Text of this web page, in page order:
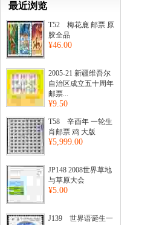
最近浏览
T52 梅花鹿 邮票 原
胶全品
¥46.00
2005-21 新疆维吾尔
自治区成立五十周年
邮票...
¥9.50
T58 辛酉年 一轮生
肖邮票 鸡 大版
¥5,999.00
JP148 2008世界草地
与草原大会
¥5.00
J139 世界语诞生一